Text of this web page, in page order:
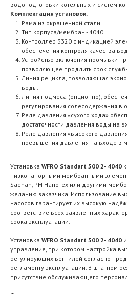
водоподготовки котельных и систем
Комплектация установок.
Рама из окрашенной стали.
Тип корпуса/мембран - 4040
Контроллер 3320 c индикацией
обеспечения контроля качества
Устройство включения промывки
позволяющее продлить срок
Линия рецикла, позволяющая
воды.
Линия подмеса (опционно),
регулирования солесодержания в
Реле давления «сухого хода»
достаточности давления воды на
Реле давления «высокого
превышения давления на входе в
Установка WFRO Standart 500 2- 4040
низконапорными мембранными
Saehan, РМ Нанотех или другими
желанию заказчика. Использование
насосов гарантирует их высокую
соответствие всех заявленных
срока эксплуатации.
Установка WFRO Standart 500 2- 4040
управление, при котором настройка
регулирующих вентилей согласно
регламенту эксплуатации. В штатном
присутствие обслуживающего